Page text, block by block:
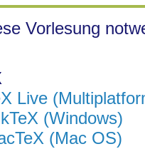
Vorlesung
Live
(Windows)
(Mac OS)